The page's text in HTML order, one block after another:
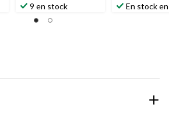
9 en stock En stock